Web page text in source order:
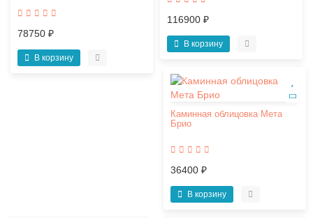
78750 ₽
В корзину
116900 ₽
В корзину
Каминная облицовка Мета
Брио
36400 ₽
В корзину